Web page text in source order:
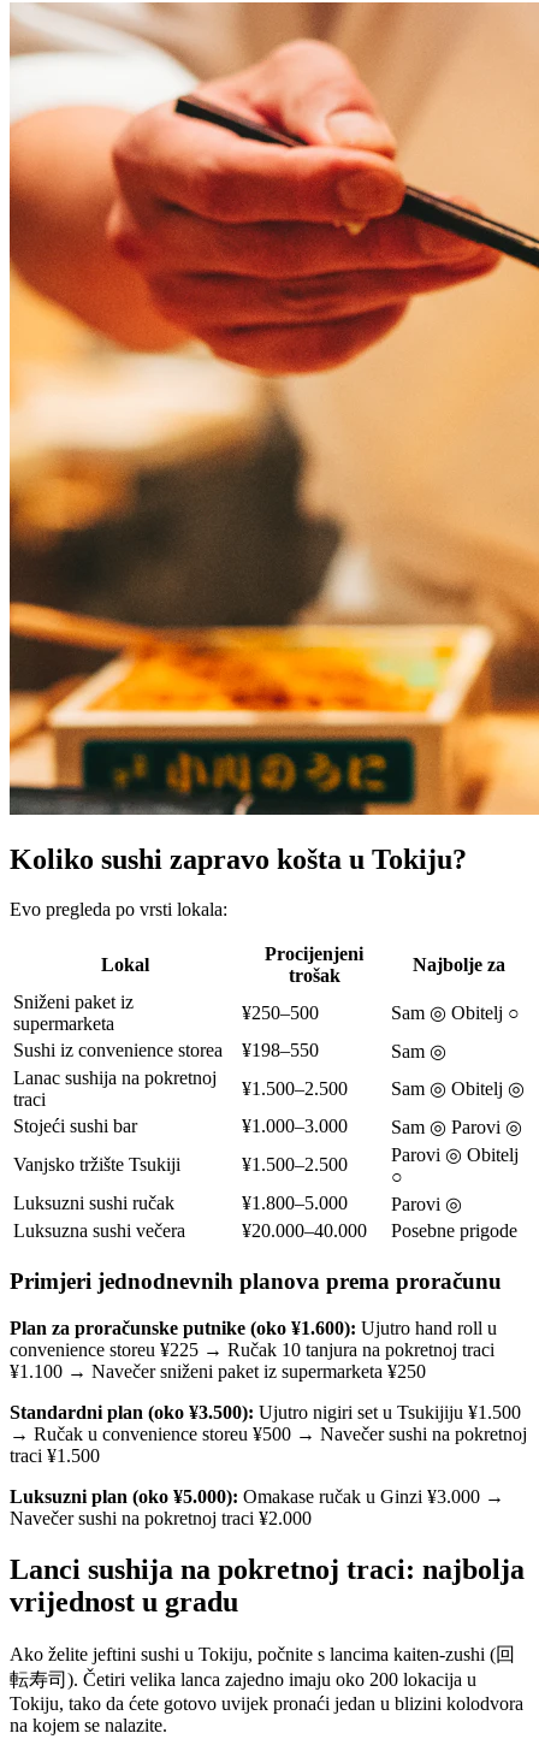
Koliko sushi zapravo košta u Tokiju?
Evo pregleda po vrsti lokala:
Lokal
Procijenjeni
trošak
Najbolje za
Sniženi paket iz
supermarketa
¥250–500
Sam ◎ Obitelj ○
Sushi iz convenience storea
¥198–550
Sam ◎
Lanac sushija na pokretnoj
traci
¥1.500–2.500
Sam ◎ Obitelj ◎
Stojeći sushi bar
¥1.000–3.000
Sam ◎ Parovi ◎
Vanjsko tržište Tsukiji
¥1.500–2.500
Parovi ◎ Obitelj
○
Luksuzni sushi ručak
¥1.800–5.000
Parovi ◎
Luksuzna sushi večera
¥20.000–40.000 Posebne prigode
Primjeri jednodnevnih planova prema proračunu
Plan za proračunske putnike (oko ¥1.600): Ujutro hand roll u
convenience storeu ¥225 → Ručak 10 tanjura na pokretnoj traci
¥1.100 → Navečer sniženi paket iz supermarketa ¥250
Standardni plan (oko ¥3.500): Ujutro nigiri set u Tsukijiju ¥1.500
→ Ručak u convenience storeu ¥500 → Navečer sushi na pokretnoj
traci ¥1.500
Luksuzni plan (oko ¥5.000): Omakase ručak u Ginzi ¥3.000 →
Navečer sushi na pokretnoj traci ¥2.000
Lanci sushija na pokretnoj traci: najbolja
vrijednost u gradu
Ako želite jeftini sushi u Tokiju, počnite s lancima kaiten-zushi (回
転寿司). Četiri velika lanca zajedno imaju oko 200 lokacija u
Tokiju, tako da ćete gotovo uvijek pronaći jedan u blizini kolodvora
na kojem se nalazite.